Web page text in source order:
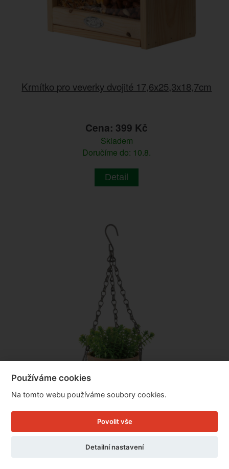
Krmítko pro veverky dvojité 17,6x25,3x18,7cm
Cena: 399 Kč
Skladem
Doručíme do: 10.8.
Detail
Závěsný květináč 11,7 x 12,8 x 8,3 cm terakota
Používáme cookies
Na tomto webu používáme soubory cookies.
Povolit vše
Detailní nastavení